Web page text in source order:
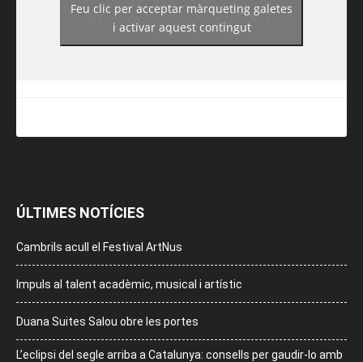
https://www.facebook.com/guiadereus/
Feu clic per acceptar màrqueting galetes
i activar aquest contingut
ÚLTIMES NOTÍCIES
Cambrils acull el Festival ArtNus
Impuls al talent acadèmic, musical i artístic
Duana Suites Salou obre les portes
L’eclipsi del segle arriba a Catalunya: consells per gaudir-lo amb